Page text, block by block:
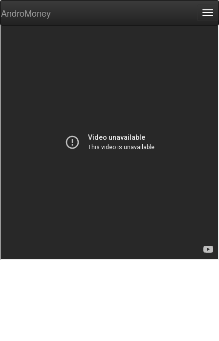
AndroMoney